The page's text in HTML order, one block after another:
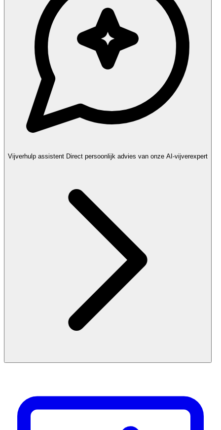
Vijverhulp assistent Direct persoonlijk advies van onze AI-vijverexpert